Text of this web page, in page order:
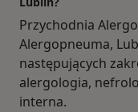
Przychodnia
Alergopneuma,
następujących
alergologia,
interna.